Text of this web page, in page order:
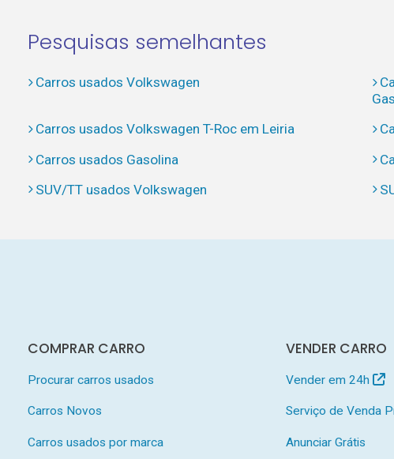
Pesquisas semelhantes
Carros usados Volkswagen
Carros usados Volkswagen T-Roc em Leiria
Carros usados Gasolina
SUV/TT usados Volkswagen
COMPRAR CARRO
Procurar carros usados
Carros Novos
Carros usados por marca
VENDER CARRO
Vender em 24h
Serviço de Venda
Anunciar Grátis